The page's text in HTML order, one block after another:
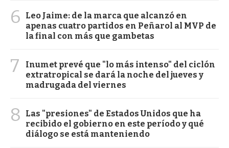
6
Leo Jaime: de la marca que alcanzó en
apenas cuatro partidos en Peñarol al MVP de
la final con más que gambetas
7
Inumet prevé que "lo más intenso" del ciclón
extratropical se dará la noche del jueves y
madrugada del viernes
8
Las "presiones" de Estados Unidos que ha
recibido el gobierno en este período y qué
diálogo se está manteniendo